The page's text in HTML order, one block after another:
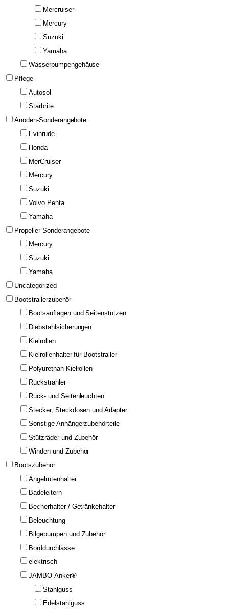
Mercruiser
Mercury
Suzuki
Yamaha
Wasserpumpengehäuse
Pflege
Autosol
Starbrite
Anoden-Sonderangebote
Evinrude
Honda
MerCruiser
Mercury
Suzuki
Volvo Penta
Yamaha
Propeller-Sonderangebote
Mercury
Suzuki
Yamaha
Uncategorized
Bootstrailerzubehör
Bootsauflagen und Seitenstützen
Diebstahlsicherungen
Kielrollen
Kielrollenhalter für Bootstrailer
Polyurethan Kielrollen
Rückstrahler
Rück- und Seitenleuchten
Stecker, Steckdosen und Adapter
Sonstige Anhängerzubehörteile
Stützräder und Zubehör
Winden und Zubehör
Bootszubehör
Angelrutenhalter
Badeleitern
Becherhalter / Getränkehalter
Beleuchtung
Bilgepumpen und Zubehör
Borddurchlässe
elektrisch
JAMBO-Anker®
Stahlguss
Edelstahlguss